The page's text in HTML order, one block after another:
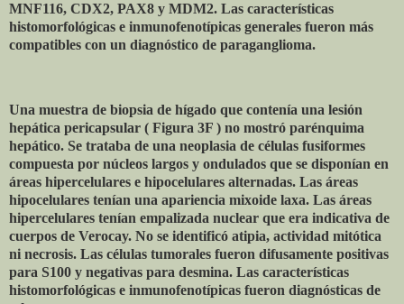
MNF116, CDX2, PAX8 y MDM2. Las características
histomorfológicas e inmunofenotípicas generales fueron más
compatibles con un diagnóstico de paraganglioma.
Una muestra de biopsia de hígado que contenía una lesión
hepática pericapsular ( Figura 3F ) no mostró parénquima
hepático. Se trataba de una neoplasia de células fusiformes
compuesta por núcleos largos y ondulados que se disponían en
áreas hipercelulares e hipocelulares alternadas. Las áreas
hipocelulares tenían una apariencia mixoide laxa. Las áreas
hipercelulares tenían empalizada nuclear que era indicativa de
cuerpos de Verocay. No se identificó atipia, actividad mitótica
ni necrosis. Las células tumorales fueron difusamente positivas
para S100 y negativas para desmina. Las características
histomorfológicas e inmunofenotípicas fueron diagnósticas de